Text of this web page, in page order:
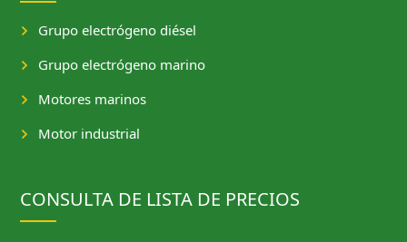
Grupo electrógeno diésel
Grupo electrógeno marino
Motores marinos
Motor industrial
CONSULTA DE LISTA DE PRECIOS